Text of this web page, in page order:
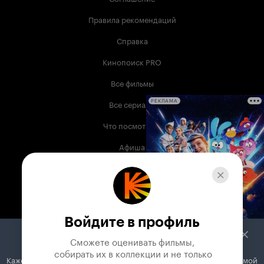
Правила рекомендаций
Справка
Кинопоиск PRO
Все фильмы
Все сериалы
Что посмотреть
Афиша
Музыка
Телепрограмма
Служба поддержки
РЕКЛАМА
Войдите в профиль
Сможете оценивать фильмы,
собирать их в коллекции и не только
Кажется, вы используете блокировщик рекламы. Вместе с рекламой